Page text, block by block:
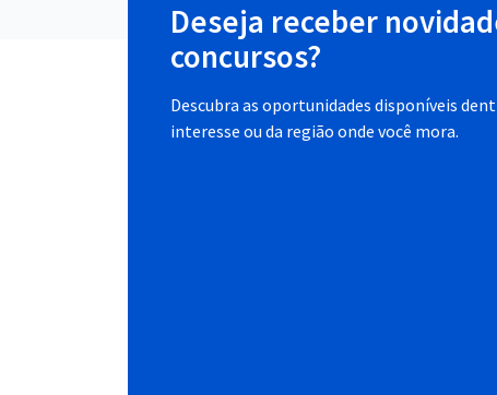
Deseja receber
concursos?
Descubra as oportunidades disponíveis
interesse ou da região onde você mora.